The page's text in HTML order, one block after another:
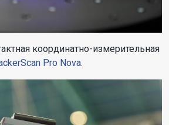
координатно-измерительная
Pro Nova.